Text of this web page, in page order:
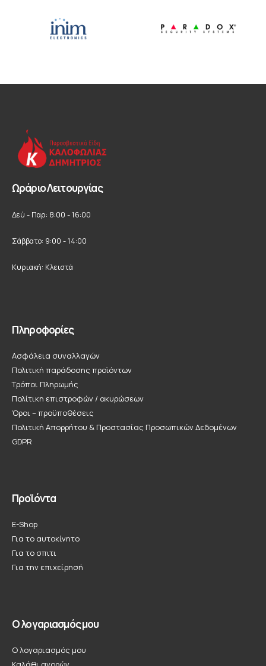
Ωράριο Λειτουργίας
Δεύ - Παρ: 8:00 - 16:00
Σάββατο: 9:00 - 14:00
Κυριακή: Κλειστά
Πληροφορίες
Ασφάλεια συναλλαγών
Πολιτική παράδοσης προϊόντων
Τρόποι Πληρωμής
Πολίτικη επιστροφών / ακυρώσεων
Όροι – προϋποθέσεις
Πολιτική Απορρήτου & Προστασίας Προσωπικών Δεδομένων
GDPR
Προϊόντα
E-Shop
Για το αυτοκίνητο
Για το σπιτι
Για την επιχείρησή
Ο λογαριασμός μου
Ο λογαριασμός μου